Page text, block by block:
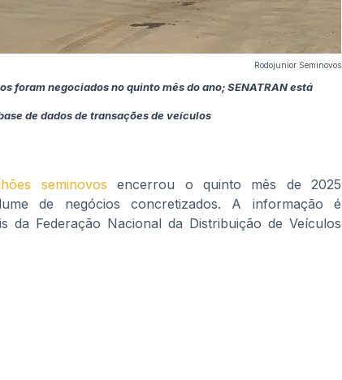
Rodojunior Seminovos
foram negociados no quinto mês do ano; SENATRAN está
de dados de transações de veículos
seminovos encerrou o quinto mês de 2025
de negócios concretizados. A informação é
da Federação Nacional da Distribuição de Veículos